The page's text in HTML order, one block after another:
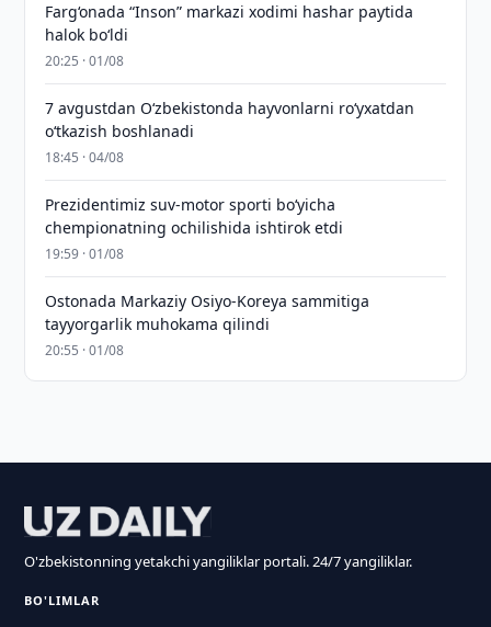
Farg‘onada “Inson” markazi xodimi hashar paytida
halok bo‘ldi
20:25 · 01/08
7 avgustdan O‘zbekistonda hayvonlarni ro‘yxatdan
o‘tkazish boshlanadi
18:45 · 04/08
Prezidentimiz suv-motor sporti bo‘yicha
chempionatning ochilishida ishtirok etdi
19:59 · 01/08
Ostonada Markaziy Osiyo-Koreya sammitiga
tayyorgarlik muhokama qilindi
20:55 · 01/08
O'zbekistonning yetakchi yangiliklar portali. 24/7 yangiliklar.
BO'LIMLAR